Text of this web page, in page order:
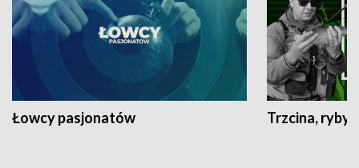
Łowcy pasjonatów Trzcina, ryby